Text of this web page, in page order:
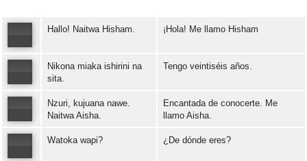
Hallo! Naitwa Hisham. ¡Hola! Me llamo Hisham
Nikona miaka ishirini na
sita.
Tengo veintiséis años.
Nzuri, kujuana nawe.
Naitwa Aisha.
Encantada de conocerte. Me
llamo Aisha.
Watoka wapi? ¿De dónde eres?